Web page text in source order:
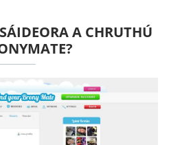
A CHRUTHÚ